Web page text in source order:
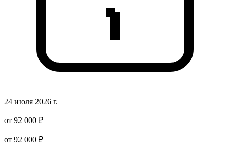
24 июля 2026 г.
от 92 000 ₽
от 92 000 ₽